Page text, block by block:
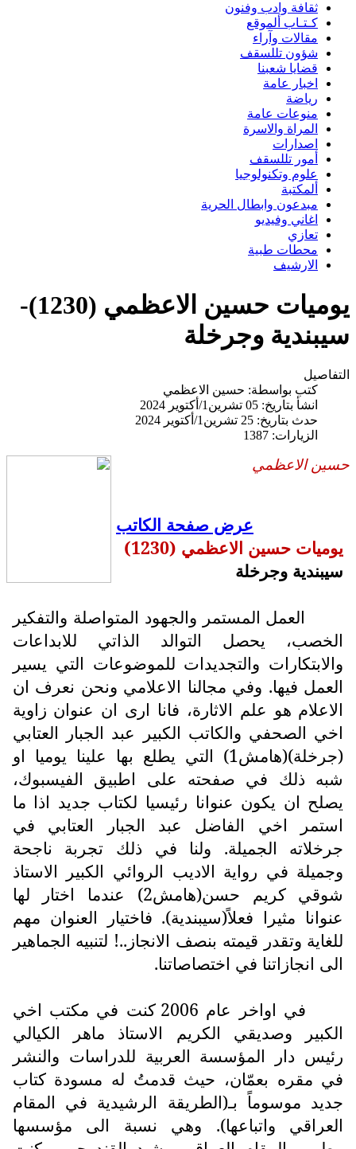
ثقافة وادب وفنون
كـتـاب ألموقع
مقالات وآراء
شؤون تللسقف
قضايا شعبنا
اخبار عامة
رياضة
منوعات عامة
المراة والاسرة
اصدارات
أمور تللسقف
علوم وتكنولوجيا
ألمكتبة
مبدعون وابطال الحرية
اغاني وفيديو
تعازي
محطات طبية
الارشيف
يوميات حسين الاعظمي (1230)-
سيبندية وجرخلة
التفاصيل
كتب بواسطة: حسين الاعظمي
انشأ بتاريخ: 05 تشرين1/أكتوير 2024
حدث بتاريخ: 25 تشرين1/أكتوير 2024
الزيارات: 1387
حسين الاعظمي
عرض صفحة الكاتب
يوميات حسين الاعظمي (1230)
سيبندية وجرخلة
العمل المستمر والجهود المتواصلة والتفكير
الخصب، يحصل التوالد الذاتي للابداعات
والابتكارات والتجديدات للموضوعات التي يسير
العمل فيها. وفي مجالنا الاعلامي ونحن نعرف ان
الاعلام هو علم الاثارة، فانا ارى ان عنوان زاوية
اخي الصحفي والكاتب الكبير عبد الجبار العتابي
(جرخلة)(هامش1) التي يطلع بها علينا يوميا او
شبه ذلك في صفحته على اطبيق الفيسبوك،
يصلح ان يكون عنوانا رئيسيا لكتاب جديد اذا ما
استمر اخي الفاضل عبد الجبار العتابي في
جرخلاته الجميلة. ولنا في ذلك تجربة ناجحة
وجميلة في رواية الاديب الروائي الكبير الاستاذ
شوقي كريم حسن(هامش2) عندما اختار لها
عنوانا مثيرا فعلاً(سيبندية). فاختيار العنوان مهم
للغاية وتقدر قيمته بنصف الانجاز..! لتنبيه الجماهير
الى انجازاتنا في اختصاصاتنا.
في اواخر عام 2006 كنت في مكتب اخي
الكبير وصديقي الكريم الاستاذ ماهر الكيالي
رئيس دار المؤسسة العربية للدراسات والنشر
في مقره بعمّان، حيث قدمتُ له مسودة كتاب
جديد موسوماً بـ(الطريقة الرشيدية في المقام
العراقي واتباعها). وهي نسبة الى مؤسسها